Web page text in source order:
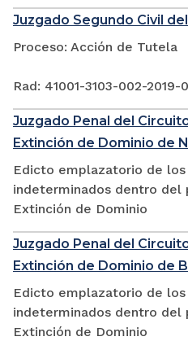
Juzgado Segundo Civil
Proceso: Acción de Tutela
Rad: 41001-3103-002-2019-
Juzgado Penal del
Extinción de Dominio de
Edicto emplazatorio de
indeterminados dentro del
Extinción de Dominio
Juzgado Penal del
Extinción de Dominio de
Edicto emplazatorio de
indeterminados dentro del
Extinción de Dominio